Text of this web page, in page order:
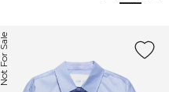
Not For Sale